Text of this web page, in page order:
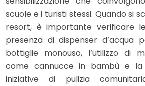
scuole e i turisti stessi. Quando si
resort, è importante verificare
presenza di dispenser d’acqua
bottiglie monouso, l’utilizzo di
come cannucce in bambù e la
iniziative di pulizia